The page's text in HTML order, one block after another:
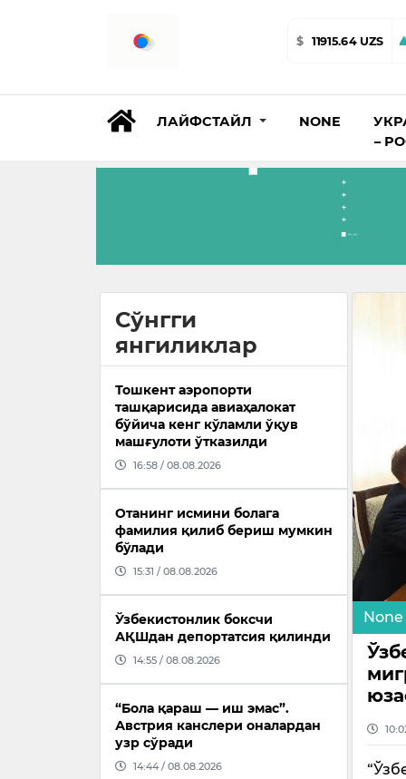
$ 11915.64 UZS
ЛАЙФСТАЙЛ NONE
–
Сўнгги
янгиликлар
Тошкент аэропорти
ташқарисида авиаҳалокат
бўйича кенг кўламли ўқув
машғулоти ўтказилди
16:58 / 08.08.2026
Отанинг исмини болага
фамилия қилиб бериш мумкин
бўлади
15:31 / 08.08.2026
Ўзбекистонлик боксчи
АҚШдан депортатсия қилинди
14:55 / 08.08.2026
“Бола қараш — иш эмас”.
Австрия канслери оналардан
узр сўради
14:44 / 08.08.2026
None